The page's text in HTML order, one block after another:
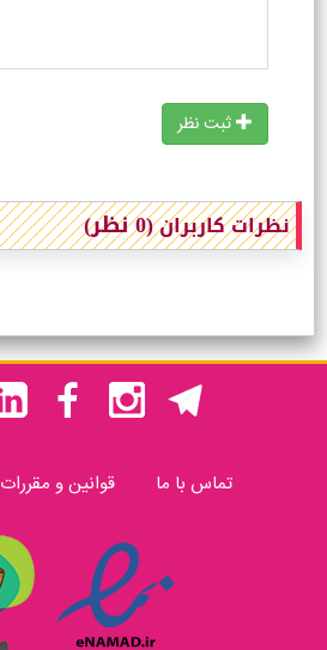
ثبت نظر
نظرات کاربران(0 نظر)
تماس با ما قوانین و مقررات